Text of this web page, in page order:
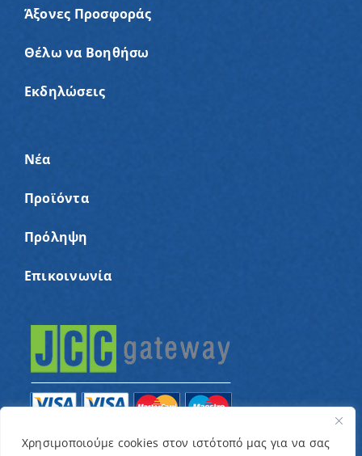
Χρησιμοποιούμε cookies στον ιστότοπό μας για να σας
Άξονες Προσφοράς
Θέλω να Βοηθήσω
Εκδηλώσεις
Νέα
Προϊόντα
Πρόληψη
Επικοινωνία